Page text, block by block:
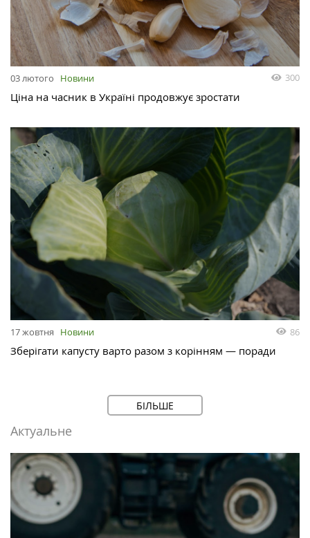
03 лютого Новини 300
Ціна на часник в Україні продовжує зростати
17 жовтня Новини 86
Зберігати капусту варто разом з корінням — поради
БІЛЬШЕ
Актуальне